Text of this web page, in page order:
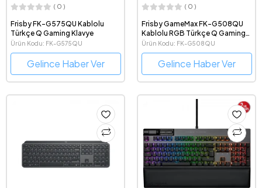
( 0 )
Frisby FK-G575QU Kablolu
Türkçe Q Gaming Klavye
Ürün Kodu: FK-G575QU
Gelince Haber Ver
( 0 )
Frisby GameMax FK-G508QU
Kablolu RGB Türkçe Q Gaming
Klavye
Ürün Kodu: FK-G508QU
Gelince Haber Ver